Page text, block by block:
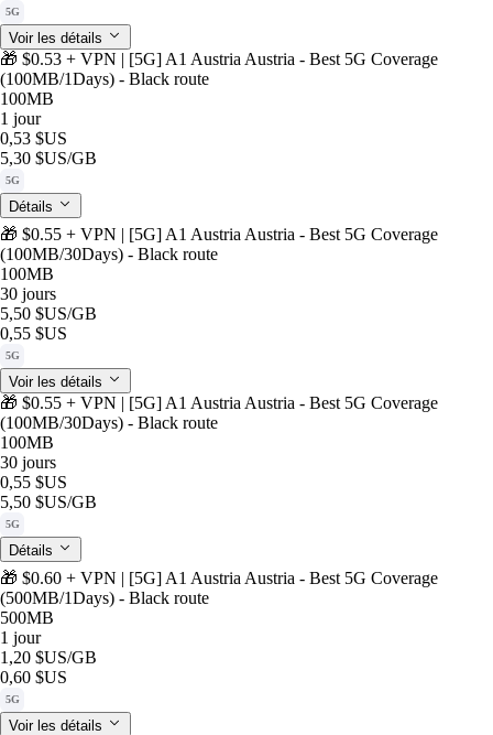
5G
Voir les détails
🎁 $0.53 + VPN | [5G] A1 Austria Austria - Best 5G Coverage
(100MB/1Days) - Black route
100MB
1 jour
0,53 $US
5,30 $US/GB
5G
Détails
🎁 $0.55 + VPN | [5G] A1 Austria Austria - Best 5G Coverage
(100MB/30Days) - Black route
100MB
30 jours
5,50 $US/GB
0,55 $US
5G
Voir les détails
🎁 $0.55 + VPN | [5G] A1 Austria Austria - Best 5G Coverage
(100MB/30Days) - Black route
100MB
30 jours
0,55 $US
5,50 $US/GB
5G
Détails
🎁 $0.60 + VPN | [5G] A1 Austria Austria - Best 5G Coverage
(500MB/1Days) - Black route
500MB
1 jour
1,20 $US/GB
0,60 $US
5G
Voir les détails